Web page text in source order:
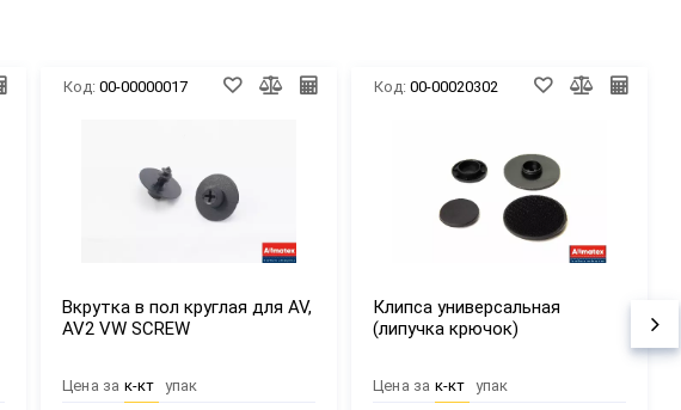
Код: 00-00000017
Вкрутка в пол круглая для AV,
AV2 VW SCREW
Цена за к-кт упак
Код: 00-00020302
Клипса универсальная
(липучка крючок)
Цена за к-кт упак